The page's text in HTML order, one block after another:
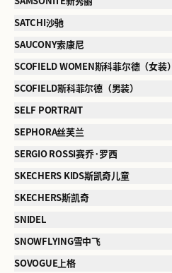
SATCHI沙驰
SAUCONY索康尼
SCOFIELD WOMEN斯科菲尔德（女装）
SCOFIELD斯科菲尔德（男装）
SELF PORTRAIT
SEPHORA丝芙兰
SERGIO ROSSI赛乔·罗西
SKECHERS KIDS斯凯奇儿童
SKECHERS斯凯奇
SNIDEL
SNOWFLYING雪中飞
SOVOGUE上格